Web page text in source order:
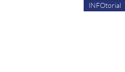
INFOtorial